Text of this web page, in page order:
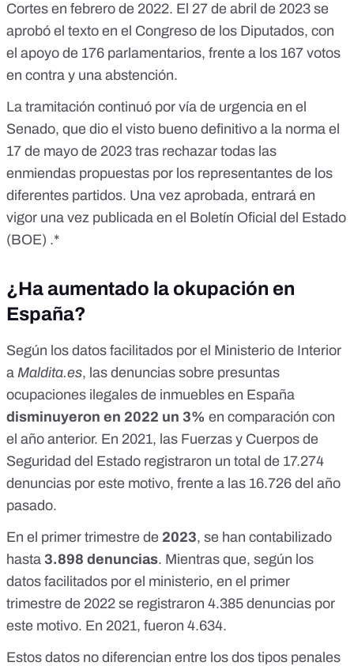
Cortes en febrero de 2022. El 27 de abril de 2023 se
aprobó el texto en el Congreso de los Diputados, con
el apoyo de 176 parlamentarios, frente a los 167 votos
en contra y una abstención.
La tramitación continuó por vía de urgencia en el
Senado, que dio el visto bueno definitivo a la norma el
17 de mayo de 2023 tras rechazar todas las
enmiendas propuestas por los representantes de los
diferentes partidos. Una vez aprobada, entrará en
vigor una vez publicada en el Boletín Oficial del Estado
(BOE) .*
¿Ha aumentado la okupación en
España?
Según los datos facilitados por el Ministerio de Interior
a Maldita.es, las denuncias sobre presuntas
ocupaciones ilegales de inmuebles en España
disminuyeron en 2022 un 3% en comparación con
el año anterior. En 2021, las Fuerzas y Cuerpos de
Seguridad del Estado registraron un total de 17.274
denuncias por este motivo, frente a las 16.726 del año
pasado.
En el primer trimestre de 2023, se han contabilizado
hasta 3.898 denuncias. Mientras que, según los
datos facilitados por el ministerio, en el primer
trimestre de 2022 se registraron 4.385 denuncias por
este motivo. En 2021, fueron 4.634.
Estos datos no diferencian entre los dos tipos penales